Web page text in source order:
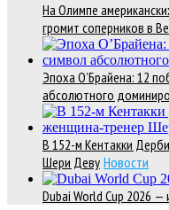
На Олимпе
громит соперников в
Эпоха О’Брайена: 12
абсолютного
В 152-м Кентакки
Шери Деву Новости
Dubai World Cup 2026